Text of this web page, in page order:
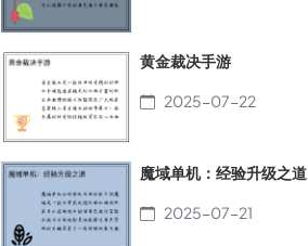
黄金裁决手游
2025-07-22
魔域单机：经验升级之道
2025-07-21